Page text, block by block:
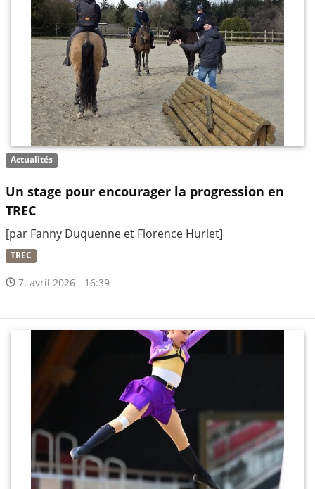
Actualités
Un stage pour encourager la progression en
TREC
[par Fanny Duquenne et Florence Hurlet]
TREC
7. avril 2026 - 16:39